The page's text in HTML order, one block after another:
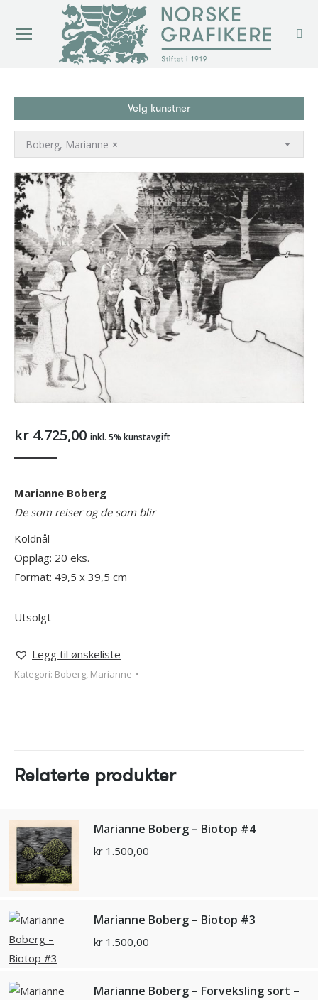
Velg kunstner
×
Boberg, Marianne
kr 4.725,00 inkl. 5% kunstavgift
Marianne Boberg
De som reiser og de som blir
Koldnål
Opplag: 20 eks.
Format: 49,5 x 39,5 cm
Utsolgt
Legg til ønskeliste
Kategori: Boberg, Marianne
Relaterte produkter
Marianne Boberg – Biotop #4
kr 1.500,00
Marianne Boberg – Biotop #3
kr 1.500,00
Marianne Boberg – Forveksling sort –